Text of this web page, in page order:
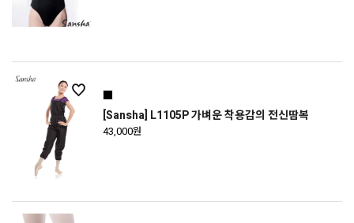
[Sansha] L1105P 가벼운 착용감의 전신땀복
43,000원